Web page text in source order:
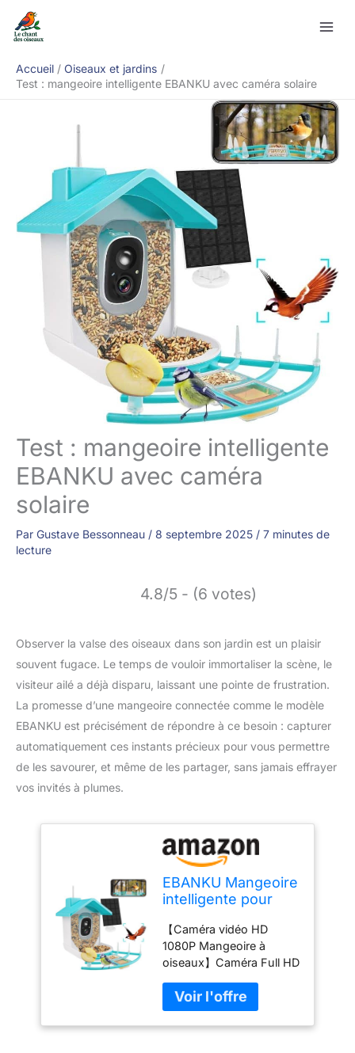
Accueil
Oiseaux et jardins
Test : mangeoire intelligente EBANKU avec caméra solaire
Test : mangeoire intelligente
EBANKU avec caméra
solaire
Par Gustave Bessonneau / 8 septembre 2025 / 7 minutes de
lecture
4.8/5 - (6 votes)
Observer la valse des oiseaux dans son jardin est un plaisir
souvent fugace. Le temps de vouloir immortaliser la scène, le
visiteur ailé a déjà disparu, laissant une pointe de frustration.
La promesse d’une mangeoire connectée comme le modèle
EBANKU est précisément de répondre à ce besoin : capturer
automatiquement ces instants précieux pour vous permettre
de les savourer, et même de les partager, sans jamais effrayer
vos invités à plumes.
EBANKU Mangeoire
intelligente pour
caméra –
Fonctionne à
l'énergie solaire,
capture
automatique des
vidéos d'oiseaux et
des mouvements
【Caméra vidéo HD
1080P Mangeoire à
oiseaux】Caméra Full HD
clairement les oiseaux en
visite, avec fonction
vision nocturne, vous
Rechercher